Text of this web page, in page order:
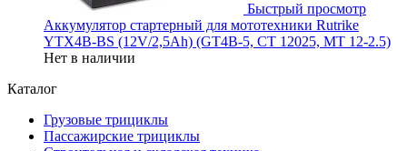
Быстрый просмотр
Аккумулятор стартерный для мототехники Rutrike
YTX4B-BS (12V/2,5Ah) (GT4B-5, CT 12025, MT 12-2.5)
Нет в наличии
Каталог
Грузовые трициклы
Пассажирские трициклы